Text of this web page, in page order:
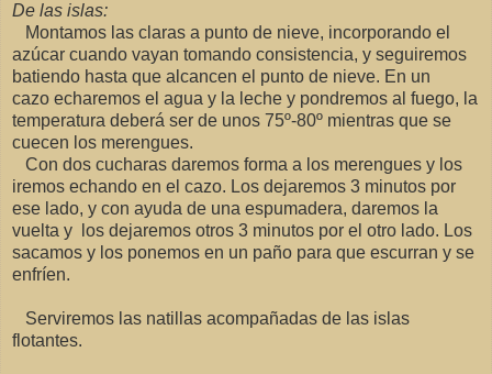
De las islas:
Montamos las claras a punto de nieve, incorporando el
azúcar cuando vayan tomando consistencia, y seguiremos
batiendo hasta que alcancen el punto de nieve. En un
cazo echaremos el agua y la leche y pondremos al fuego, la
temperatura deberá ser de unos 75º-80º mientras que se
cuecen los merengues.
Con dos cucharas daremos forma a los merengues y los
iremos echando en el cazo. Los dejaremos 3 minutos por
ese lado, y con ayuda de una espumadera, daremos la
vuelta y los dejaremos otros 3 minutos por el otro lado. Los
sacamos y los ponemos en un paño para que escurran y se
enfríen.
Serviremos las natillas acompañadas de las islas
flotantes.